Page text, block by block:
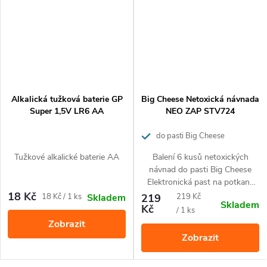
2. Nechte mřížková dvířka otevřená, aby se hlodavci
seznámili s pastí a mohli se začít krmit
3. Poté, co byla návnada odebrána, doplňte ji dle potřeby,
dvířka zavřete a přepněte spínač do polohy ON.
Po úspěšném odchytu zlikvidujte mrtvého hlodavce a past
Balení
1 kus v kartonové krabičce
Alkalická tužková baterie GP
Super 1,5V LR6 AA
Tužkové alkalické baterie AA
18 Kč Měrná
cena:
18 Kč / 1 ks Skladem
Zobrazit
Big Cheese Netoxická návnada
NEO ZAP STV724
do pasti Big Cheese
NEO-ZAP
Balení 6 kusů netoxických
návnad do pasti Big Cheese
Elektronická past na potkany
NEO-ZAP vyvinutých
profesionály na hubení
219
Kč
Měrná
cena:
219 Kč
/ 1 ks
Skladem
Zobrazit